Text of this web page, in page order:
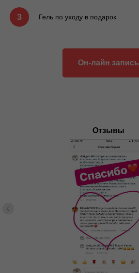
3 Гель по уходу в подарок
Он-лайн запись
Отзывы